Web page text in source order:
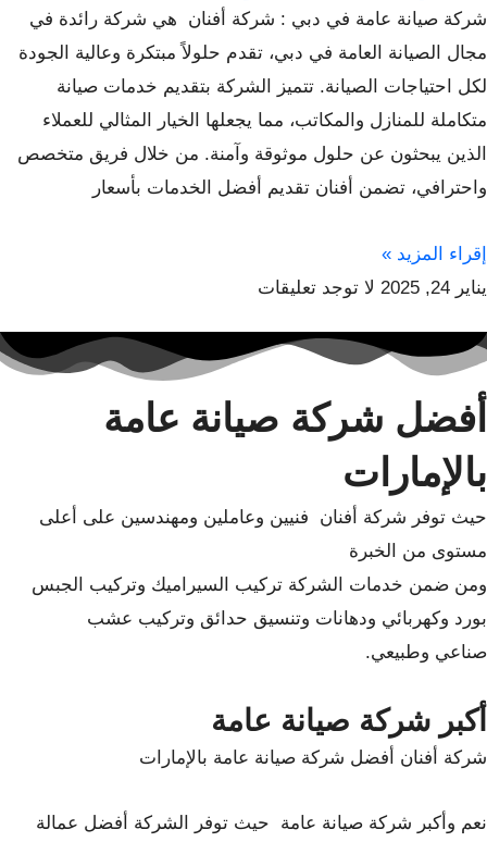
شركة صيانة عامة في دبي : شركة أفنان هي شركة رائدة في
مجال الصيانة العامة في دبي، تقدم حلولاً مبتكرة وعالية الجودة
لكل احتياجات الصيانة. تتميز الشركة بتقديم خدمات صيانة
متكاملة للمنازل والمكاتب، مما يجعلها الخيار المثالي للعملاء
الذين يبحثون عن حلول موثوقة وآمنة. من خلال فريق متخصص
واحترافي، تضمن أفنان تقديم أفضل الخدمات بأسعار
إقراء المزيد »
يناير 24, 2025
لا توجد تعليقات
أفضل شركة صيانة عامة
بالإمارات
حيث توفر شركة أفنان فنيين وعاملين ومهندسين على أعلى
مستوى من الخبرة
ومن ضمن خدمات الشركة تركيب السيراميك وتركيب الجبس
بورد وكهربائي ودهانات وتنسيق حدائق وتركيب عشب
صناعي وطبيعي.
أكبر شركة صيانة عامة
شركة أفنان أفضل شركة صيانة عامة بالإمارات
نعم وأكبر شركة صيانة عامة حيث توفر الشركة أفضل عمالة